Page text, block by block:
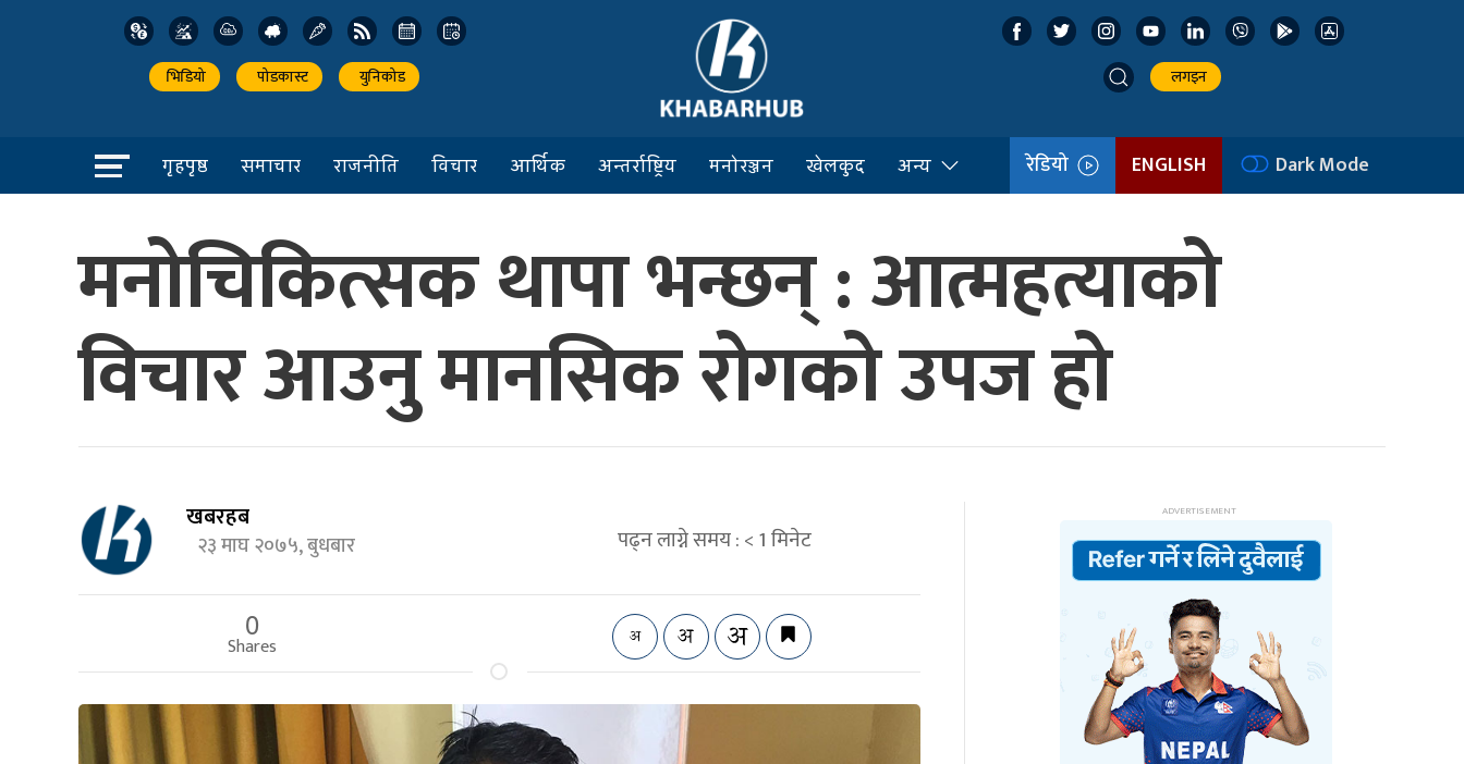
भिडियो पोडकास्ट युनिकोड लगइन
गृहपृष्ठ समाचार राजनीति विचार आर्थिक अन्तर्राष्ट्रिय मनोरञ्जन खेलकुद अन्य रेडियो ENGLISH Dark Mode
मनोचिकित्सक थापा भन्छन् : आत्महत्याको
विचार आउनु मानसिक रोगको उपज हो
खबरहब
२३ माघ २०७५, बुधबार पढ्न लाग्ने समय :< 1मिनेट
0
Shares